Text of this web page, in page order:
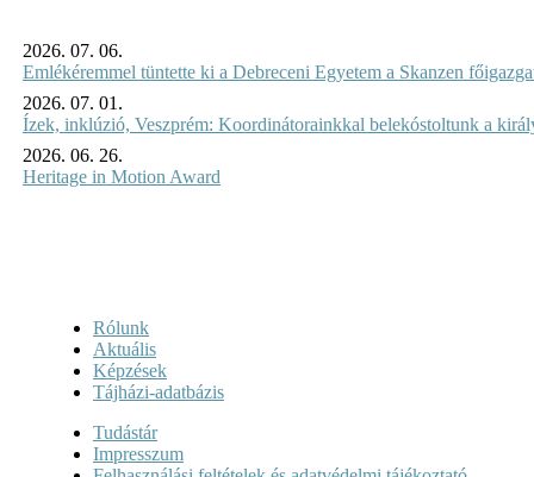
2026. 07. 06.
Emlékéremmel tüntette ki a Debreceni Egyetem a Skanzen
2026. 07. 01.
Ízek, inklúzió, Veszprém: Koordinátorainkkal belekóstoltunk a
2026. 06. 26.
Heritage in Motion Award
Rólunk
Aktuális
Képzések
Tájházi-adatbázis
Tudástár
Impresszum